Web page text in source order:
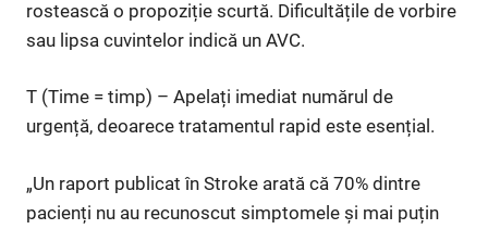
rostească o propoziție scurtă. Dificultățile de vorbire
sau lipsa cuvintelor indică un AVC.
T (Time = timp) – Apelați imediat numărul de
urgență, deoarece tratamentul rapid este esențial.
„Un raport publicat în Stroke arată că 70% dintre
pacienți nu au recunoscut simptomele și mai puțin